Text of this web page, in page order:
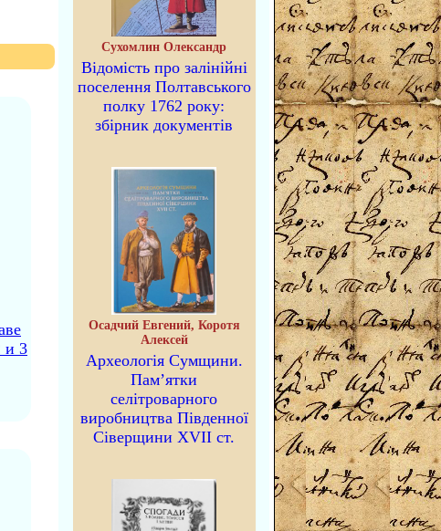
и 3
Сухомлин Олександр
Відомість про залінійні
поселення Полтавського
полку 1762 року:
збірник документів
Осадчий Евгений, Коротя
Алексей
Археологія Сумщини.
Пам’ятки
селітроварного
виробництва Південної
Сіверщини XVII ст.